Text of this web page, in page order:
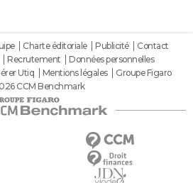
Charte éditoriale Publicité
Contact
Recrutement
Données personnelles
Utiq Mentions légales
Groupe Figaro
CCM Benchmark